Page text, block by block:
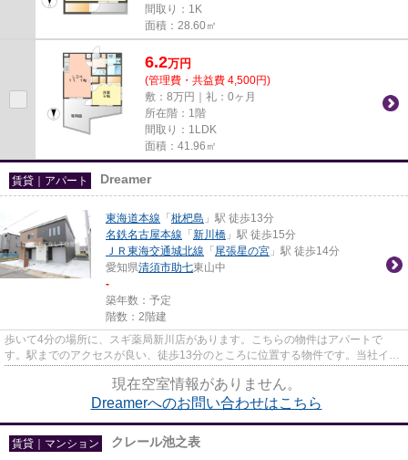
間取り：1K
面積：28.60㎡
6.2万円
(管理費・共益費 4,500円)
敷：8万円｜礼：0ヶ月
所在階：1階
間取り：1LDK
面積：41.96㎡
賃貸｜アパート Dreamer
東海道本線 「 枇杷島 」駅 徒歩13分
名鉄名古屋本線 「 新川橋 」駅 徒歩15分
ＪＲ東海交通城北線 「 尾張星の宮 」駅 徒歩14分
愛知県清須市助七東山中
-
築年数：予定
階数：2階建
歩いて4分の場所に、スギ薬局新川店があります。こちらの物件はアパートで
す。駅までのアクセスが良い、徒歩13分のところに位置する物件です。当社イチ
現在空室情報がありません。
Dreamerへのお問い合わせはこちら
賃貸｜マンション クレール池之表